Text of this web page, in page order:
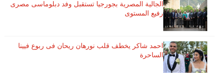
الجالية المصرية بجورجيا تستقبل وفد دبلوماسى مصرى
رفيع المستوى
احمد شاكر يخطف قلب نورهان ريحان فى ربوع فيينا
الساحرة